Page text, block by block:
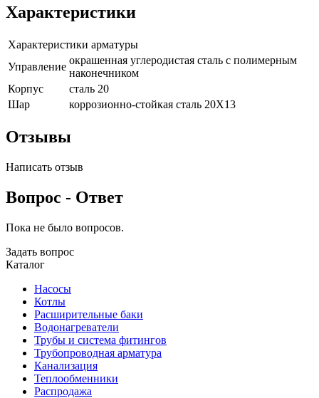
Характеристики
Характеристики арматуры
Управление
окрашенная углеродистая сталь с полимерным
наконечником
Корпус
сталь 20
Шар
коррозионно-стойкая сталь 20X13
Отзывы
Написать отзыв
Вопрос - Ответ
Пока не было вопросов.
Задать вопрос
Каталог
Насосы
Котлы
Расширительные баки
Водонагреватели
Трубы и система фитингов
Трубопроводная арматура
Канализация
Теплообменники
Распродажа